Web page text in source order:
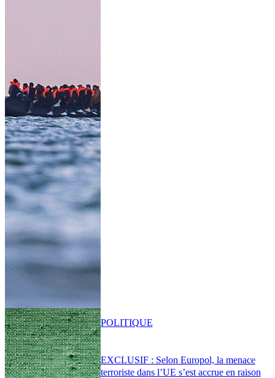
EXCLUSIF : Selon Europol, la menace
terroriste dans l’UE s’est accrue en raison
POLITIQUE